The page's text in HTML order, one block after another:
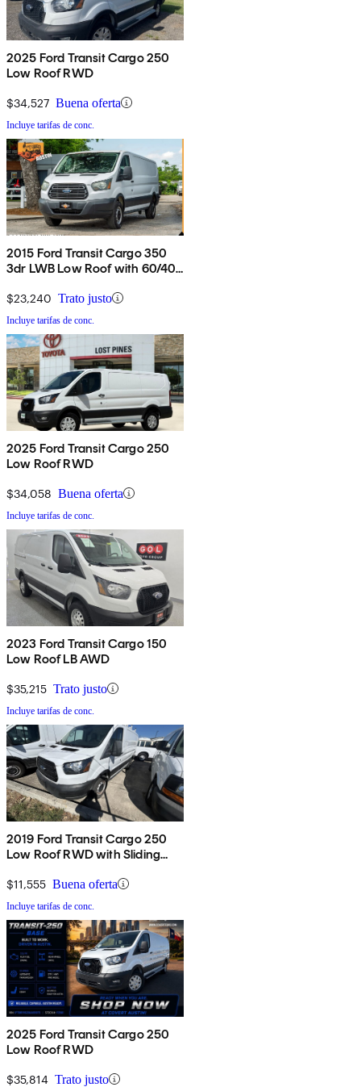
2025 Ford Transit Cargo 250
Low Roof RWD
$34,527 Buena oferta
Incluye tarifas de conc.
2015 Ford Transit Cargo 350
3dr LWB Low Roof with 60/40
$23,240 Trato justo
Incluye tarifas de conc.
2025 Ford Transit Cargo 250
Low Roof RWD
$34,058 Buena oferta
Incluye tarifas de conc.
2023 Ford Transit Cargo 150
Low Roof LB AWD
$35,215 Trato justo
Incluye tarifas de conc.
2019 Ford Transit Cargo 250
Low Roof RWD with Sliding
$11,555 Buena oferta
Incluye tarifas de conc.
2025 Ford Transit Cargo 250
Low Roof RWD
$35,814 Trato justo